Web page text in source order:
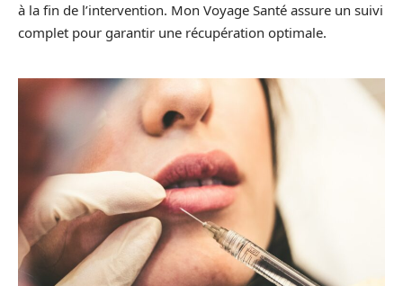
à la fin de l’intervention. Mon Voyage Santé assure un suivi
complet pour garantir une récupération optimale.